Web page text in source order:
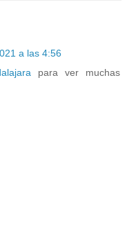
a las 4:56
para ver muchas